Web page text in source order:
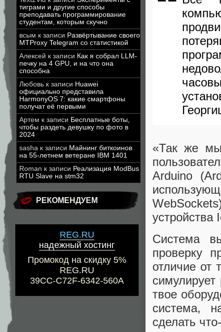
тиграми и другие способы
преподавать программирование
студентам, которым скучно
всым к записи Развёртывание своего
MTProxy Telegram со статистикой
Алексей к записи Как я собрал LLM-
печку на 4 GPU, и на что она
способна
Любовь к записи Huawei
официально представила
HarmonyOS 7: какие смартфоны
получат её первыми
Артем к записи Бесплатные боты,
чтобы раздеть девушку по фото в
2024
sasha к записи Майнинг биткоинов
на 55-летнем ветеране IBM 1401
Roman к записи Реализация ModBus
RTU Slave на stm32
РЕКОМЕНДУЕМ
REG.RU
надежный хостинг
Промокод на скидку 5%
REG.RU
39CC-C72F-6342-560A
«Так же мы
Arduino
Система
проверку
отличие от
симулирует
твое
система,
сделать